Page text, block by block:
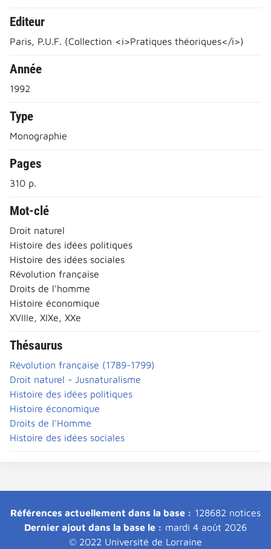
Editeur
Paris, P.U.F. (Collection <i>Pratiques théoriques</i>)
Année
1992
Type
Monographie
Pages
310 p.
Mot-clé
Droit naturel
Histoire des idées politiques
Histoire des idées sociales
Révolution française
Droits de l'homme
Histoire économique
XVIIIe, XIXe, XXe
Thésaurus
Révolution française (1789-1799)
Droit naturel - Jusnaturalisme
Histoire des idées politiques
Histoire économique
Droits de l'Homme
Histoire des idées sociales
Références actuellement dans la base : 128682 notices
Dernier ajout dans la base le : mardi 4 août 2026
© 2022 Université de Lorraine